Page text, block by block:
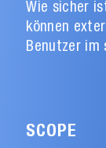
Wie sicher
können
Benutzer im
SCOPE